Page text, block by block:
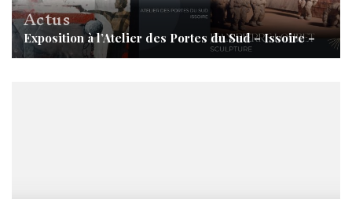
Actus
Exposition à l’Atelier des Portes du Sud – Issoire –